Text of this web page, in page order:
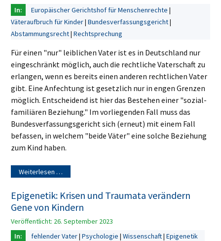
Europäischer Gerichtshof für Menschenrechte
Väteraufbruch für Kinder Bundesverfassungsgericht
Abstammungsrecht Rechtsprechung
Für einen "nur" leiblichen Vater ist es in Deutschland nur
eingeschränkt möglich, auch die rechtliche Vaterschaft zu
erlangen, wenn es bereits einen anderen rechtlichen Vater
gibt. Eine Anfechtung ist gesetzlich nur in engen Grenzen
möglich. Entscheidend ist hier das Bestehen einer "sozial-
familiären Beziehung." Im vorliegenden Fall muss das
Bundesverfassungsgericht sich (erneut) mit einem Fall
befassen, in welchem "beide Väter" eine solche Beziehung
zum Kind haben.
Weiterlesen …
Epigenetik: Krisen und Traumata verändern
Gene von Kindern
Veröffentlicht: 26. September 2023
fehlender Vater Psychologie Wissenschaft Epigenetik